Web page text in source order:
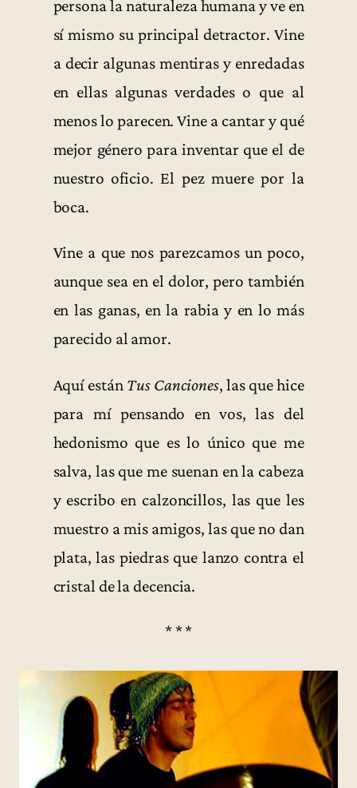
persona la naturaleza humana y ve en
sí mismo su principal detractor. Vine
a decir algunas mentiras y enredadas
en ellas algunas verdades o que al
menos lo parecen. Vine a cantar y qué
mejor género para inventar que el de
nuestro oficio. El pez muere por la
boca.
Vine a que nos parezcamos un poco,
aunque sea en el dolor, pero también
en las ganas, en la rabia y en lo más
parecido al amor.
Aquí están Tus Canciones, las que hice
para mí pensando en vos, las del
hedonismo que es lo único que me
salva, las que me suenan en la cabeza
y escribo en calzoncillos, las que les
muestro a mis amigos, las que no dan
plata, las piedras que lanzo contra el
cristal de la decencia.
* * *